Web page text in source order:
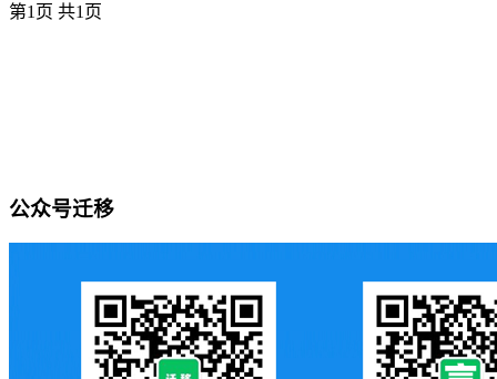
第1页 共1页
公众号迁移